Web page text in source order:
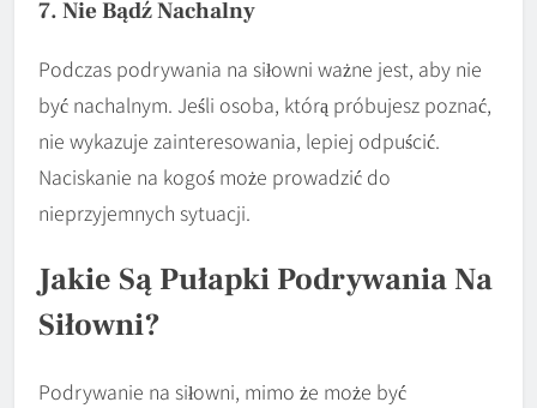
7. Nie Bądź Nachalny
Podczas podrywania na siłowni ważne jest, aby nie
być nachalnym. Jeśli osoba, którą próbujesz poznać,
nie wykazuje zainteresowania, lepiej odpuścić.
Naciskanie na kogoś może prowadzić do
nieprzyjemnych sytuacji.
Jakie Są Pułapki Podrywania Na
Siłowni?
Podrywanie na siłowni, mimo że może być